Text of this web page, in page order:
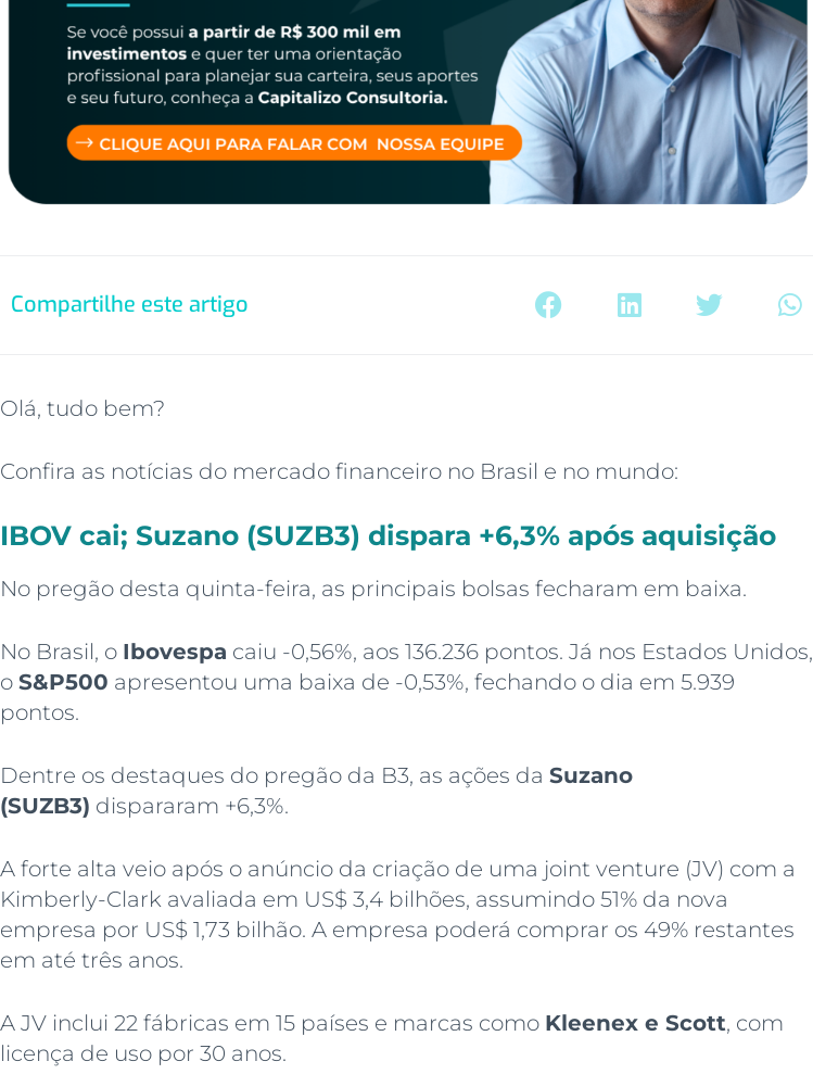
Compartilhe este artigo
Olá, tudo bem?
Confira as notícias do mercado financeiro no Brasil e no mundo:
IBOV cai; Suzano (SUZB3) dispara +6,3% após aquisição
No pregão desta quinta-feira, as principais bolsas fecharam em baixa.
No Brasil, o Ibovespa caiu -0,56%, aos 136.236 pontos. Já nos Estados Unidos,
o S&P500 apresentou uma baixa de -0,53%, fechando o dia em 5.939
pontos.
Dentre os destaques do pregão da B3, as ações da Suzano
(SUZB3) dispararam +6,3%.
A forte alta veio após o anúncio da criação de uma joint venture (JV) com a
Kimberly-Clark avaliada em US$ 3,4 bilhões, assumindo 51% da nova
empresa por US$ 1,73 bilhão. A empresa poderá comprar os 49% restantes
em até três anos.
A JV inclui 22 fábricas em 15 países e marcas como Kleenex e Scott, com
licença de uso por 30 anos.